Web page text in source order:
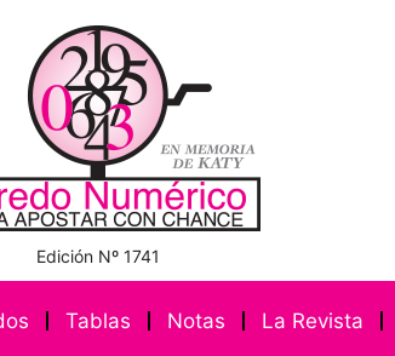
Edición Nº 1741
Tablas Notas La Revista